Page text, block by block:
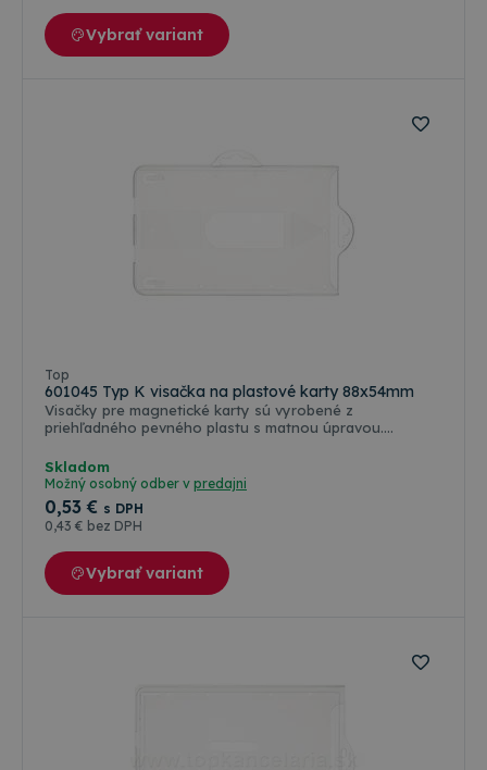
Vybrať variant
Top
601045 Typ K visačka na plastové karty 88x54mm
Visačky pre magnetické karty sú vyrobené z
priehľadného pevného plastu s matnou úpravou.
mechanickému poškodeniu.
Skladom
Možný osobný odber v predajni
0,53 € s DPH
0,43 € bez DPH
Vybrať variant